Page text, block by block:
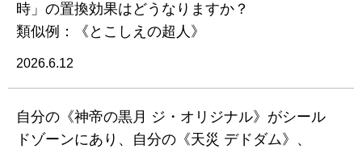
時」の置換効果はどうなりますか？
類似例：《とこしえの超人》
2026.6.12
自分の《神帝の黒月 ジ・オリジナル》がシール
ドゾーンにあり、自分の《天災 デドダム》、